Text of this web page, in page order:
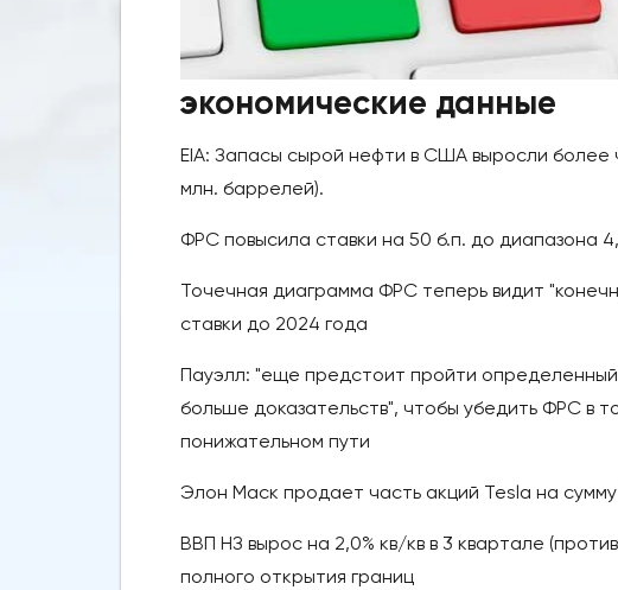
экономические данные
EIA: Запасы сырой нефти в США выросли
млн. баррелей).
ФРС повысила ставки на 50 б.п. до диапазона
Точечная диаграмма ФРС теперь видит
ставки до 2024 года
Пауэлл: "еще предстоит пройти определенный
больше доказательств", чтобы убедить ФРС в
понижательном пути
Элон Маск продает часть акций Tesla на
ВВП НЗ вырос на 2,0% кв/кв в 3 квартале
полного открытия границ